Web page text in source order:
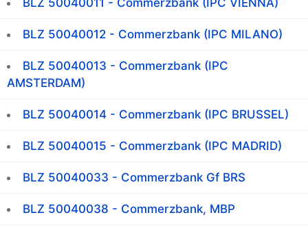
BLZ 50040011 - Commerzbank (IPC VIENNA)
BLZ 50040012 - Commerzbank (IPC MILANO)
BLZ 50040013 - Commerzbank (IPC
AMSTERDAM)
BLZ 50040014 - Commerzbank (IPC BRUSSEL)
BLZ 50040015 - Commerzbank (IPC MADRID)
BLZ 50040033 - Commerzbank Gf BRS
BLZ 50040038 - Commerzbank, MBP